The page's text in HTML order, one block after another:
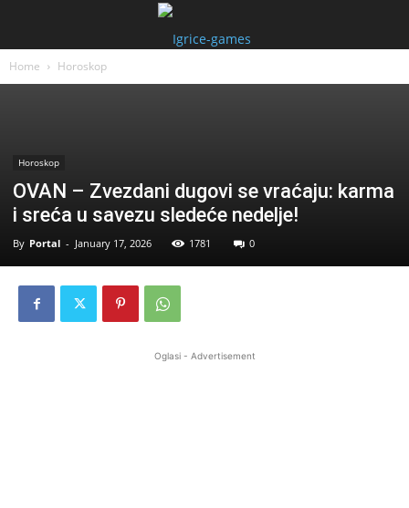
Home Horoskop
Horoskop
OVAN – Zvezdani dugovi se vraćaju: karma
i sreća u savezu sledeće nedelje!
By Portal - January 17, 2026 1781 0
Oglasi - Advertisement